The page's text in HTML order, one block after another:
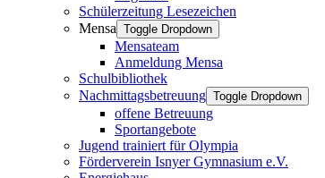
Schülerzeitung Lesezeichen
Mensa Toggle Dropdown
Mensateam
Anmeldung Mensa
Schulbibliothek
Nachmittagsbetreuung Toggle Dropdown
offene Betreuung
Sportangebote
Jugend trainiert für Olympia
Förderverein Isnyer Gymnasium e.V.